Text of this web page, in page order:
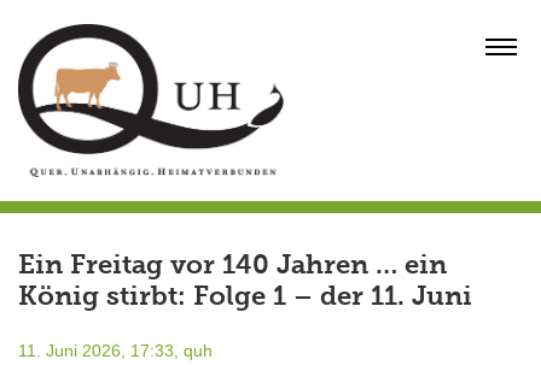
content
Ein Freitag vor 140 Jahren … ein
König stirbt: Folge 1 – der 11. Juni
11. Juni 2026, 17:33, quh